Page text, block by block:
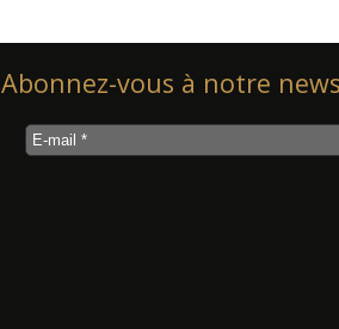
Abonnez-vous à notre